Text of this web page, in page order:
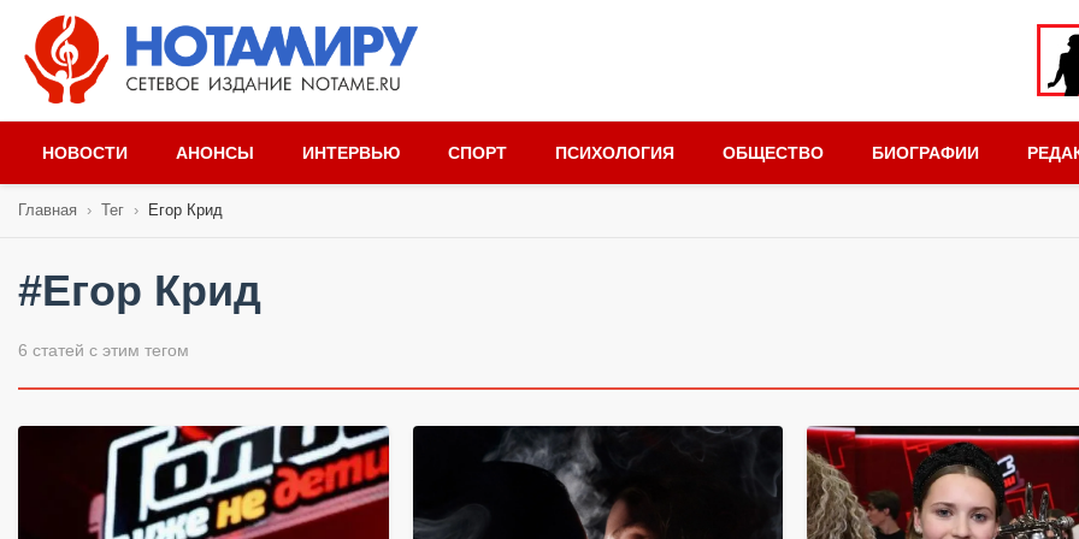
НОВОСТИ АНОНСЫ ИНТЕРВЬЮ СПОРТ ПСИХОЛОГИЯ ОБЩЕСТВО БИОГРАФИИ
Главная › Тег › Егор Крид
#Егор Крид
6 статей с этим тегом